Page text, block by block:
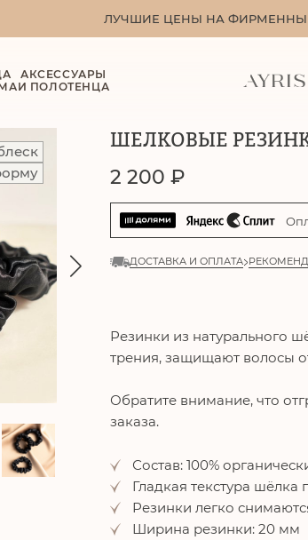
ЛУЧШИЕ ЦЕНЫ НА
АКСЕССУАРЫ
И ПОЛОТЕНЦА
ШЕЛКОВЫЕ
2 200 ₽
ДОСТАВКА И ОПЛАТА
Резинки из натурального
трения, защищают волосы
Обратите внимание, что
заказа.
Состав: 100%
Гладкая текстура шёлка
Резинки легко
Ширина резинки: 20 мм